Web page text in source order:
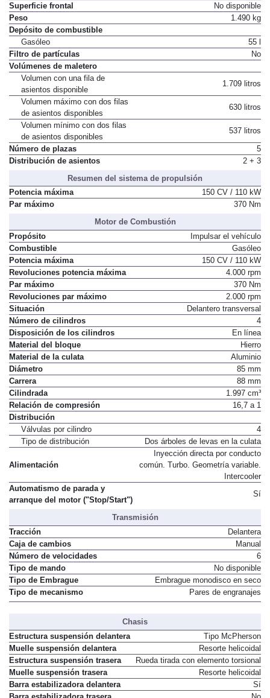
Superficie frontal
No disponible
Peso
1.490 kg
Depósito de combustible
Gasóleo
55 l
Filtro de partículas
No
Volúmenes de maletero
Volumen con una fila de
asientos disponible
1.709 litros
Volumen máximo con dos filas
de asientos disponibles
630 litros
Volumen mínimo con dos filas
de asientos disponibles
537 litros
Número de plazas
5
Distribución de asientos
2 + 3
Resumen del sistema de propulsión
Potencia máxima
150 CV / 110 kW
Par máximo
370 Nm
Motor de Combustión
Propósito
Impulsar el vehículo
Combustible
Gasóleo
Potencia máxima
150 CV / 110 kW
Revoluciones potencia máxima
4.000 rpm
Par máximo
370 Nm
Revoluciones par máximo
2.000 rpm
Situación
Delantero transversal
Número de cilindros
4
Disposición de los cilindros
En línea
Material del bloque
Hierro
Material de la culata
Aluminio
Diámetro
85 mm
Carrera
88 mm
Cilindrada
1.997 cm³
Relación de compresión
16,7 a 1
Distribución
Válvulas por cilindro
4
Tipo de distribución
Dos árboles de levas en la culata
Alimentación
Inyección directa por conducto
común. Turbo. Geometría variable.
Intercooler
Automatismo de parada y
arranque del motor ("Stop/Start")
Sí
Transmisión
Tracción
Delantera
Caja de cambios
Manual
Número de velocidades
6
Tipo de mando
No disponible
Tipo de Embrague
Embrague monodisco en seco
Tipo de mecanismo
Pares de engranajes
Chasis
Estructura suspensión delantera
Tipo McPherson
Muelle suspensión delantera
Resorte helicoidal
Estructura suspensión trasera
Rueda tirada con elemento torsional
Muelle suspensión trasera
Resorte helicoidal
Barra estabilizadora delantera
Sí